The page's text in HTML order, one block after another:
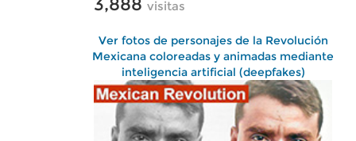
visitas
Ver fotos de personajes de la Revolución
Mexicana coloreadas y animadas mediante
inteligencia artificial (deepfakes)